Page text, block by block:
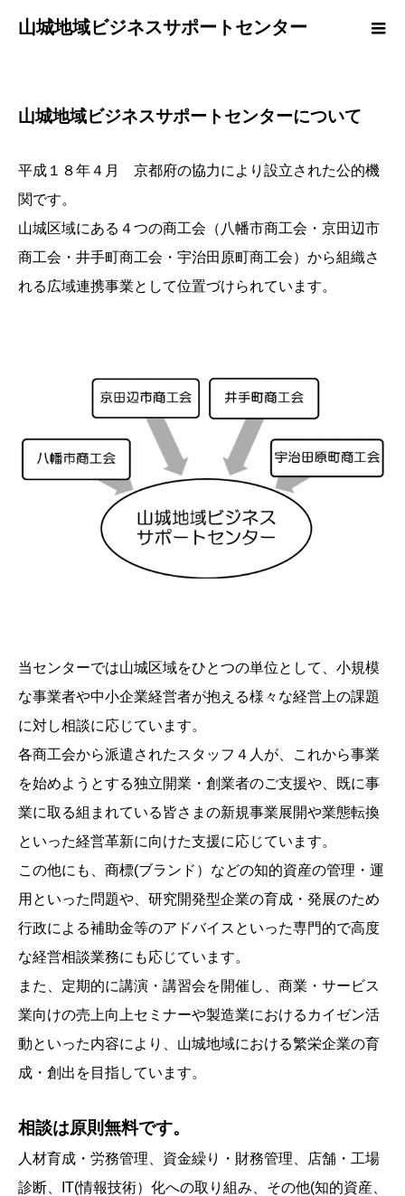
山城地域ビジネスサポートセンター
山城地域ビジネスサポートセンターについて
平成１８年４月 京都府の協力により設立された公的機
関です。
山城区域にある４つの商工会（八幡市商工会・京田辺市
商工会・井手町商工会・宇治田原町商工会）から組織さ
れる広域連携事業として位置づけられています。
当センターでは山城区域をひとつの単位として、小規模
な事業者や中小企業経営者が抱える様々な経営上の課題
に対し相談に応じています。
各商工会から派遣されたスタッフ４人が、これから事業
を始めようとする独立開業・創業者のご支援や、既に事
業に取る組まれている皆さまの新規事業展開や業態転換
といった経営革新に向けた支援に応じています。
この他にも、商標(ブランド）などの知的資産の管理・運
用といった問題や、研究開発型企業の育成・発展のため
行政による補助金等のアドバイスといった専門的で高度
な経営相談業務にも応じています。
また、定期的に講演・講習会を開催し、商業・サービス
業向けの売上向上セミナーや製造業におけるカイゼン活
動といった内容により、山城地域における繁栄企業の育
成・創出を目指しています。
相談は原則無料です。
人材育成・労務管理、資金繰り・財務管理、店舗・工場
診断、IT(情報技術）化への取り組み、その他(知的資産、